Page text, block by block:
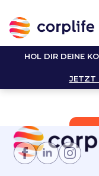
HOL DIR DEINE
JETZT